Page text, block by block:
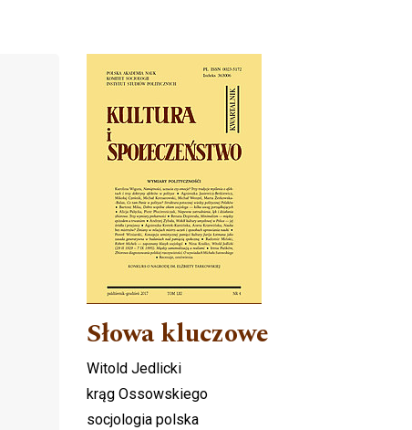
Cover image
Słowa kluczowe
Witold Jedlicki
krąg Ossowskiego
socjologia polska